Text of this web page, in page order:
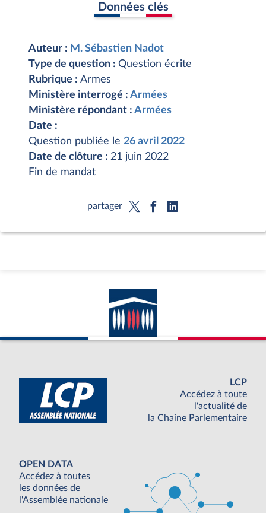
Données clés
Auteur : M. Sébastien Nadot
Type de question : Question écrite
Rubrique : Armes
Ministère interrogé : Armées
Ministère répondant : Armées
Date :
Question publiée le 26 avril 2022
Date de clôture : 21 juin 2022
Fin de mandat
partager
LCP
Accédez à toute
l'actualité de
la Chaine Parlementaire
OPEN DATA
Accédez à toutes
les données de
l'Assemblée nationale